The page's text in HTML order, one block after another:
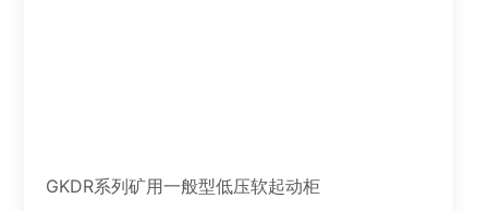
GKDR系列矿用一般型低压软起动柜